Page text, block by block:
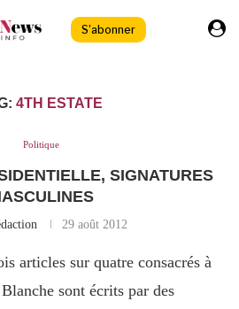
S'abonner
4TH ESTATE
Politique
SIGNATURES
29 août 2012
articles sur quatre consacrés à
sont écrits par des